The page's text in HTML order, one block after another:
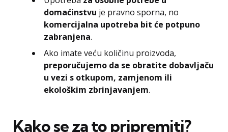
domaćinstvu je pravno sporna, no
komercijalna upotreba bit će potpuno
zabranjena.
Ako imate veću količinu proizvoda,
preporučujemo da se obratite dobavljaču
u vezi s otkupom, zamjenom ili
ekološkim zbrinjavanjem.
Kako se za to pripremiti?